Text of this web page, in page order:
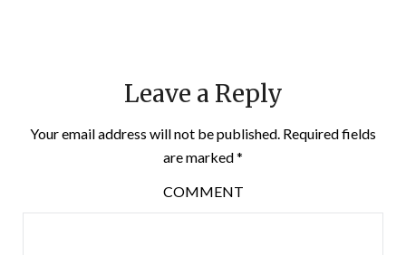
Leave a Reply
Your email address will not be published. Required fields
are marked*
COMMENT